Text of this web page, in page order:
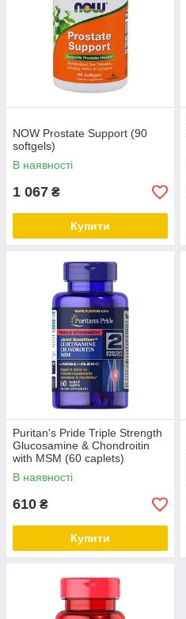
NOW Prostate Support (90
softgels)
В наявності
1 067 ₴
Купити
Puritan's Pride Triple Strength
Glucosamine & Chondroitin
with MSM (60 caplets)
В наявності
610 ₴
Купити